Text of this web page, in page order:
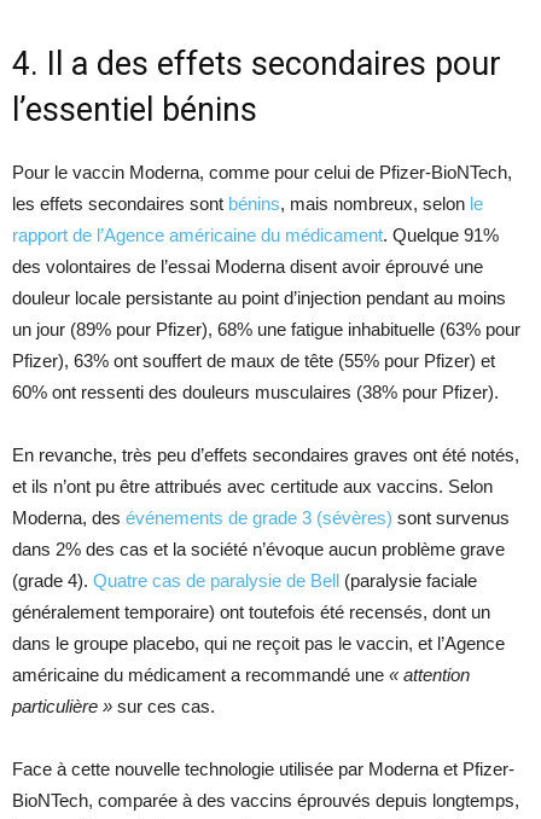
4. Il a des effets secondaires pour
l’essentiel bénins
Pour le vaccin Moderna, comme pour celui de Pfizer-BioNTech,
les effets secondaires sont bénins, mais nombreux, selon le
rapport de l’Agence américaine du médicament. Quelque 91%
des volontaires de l’essai Moderna disent avoir éprouvé une
douleur locale persistante au point d’injection pendant au moins
un jour (89% pour Pfizer), 68% une fatigue inhabituelle (63% pour
Pfizer), 63% ont souffert de maux de tête (55% pour Pfizer) et
60% ont ressenti des douleurs musculaires (38% pour Pfizer).
En revanche, très peu d’effets secondaires graves ont été notés,
et ils n’ont pu être attribués avec certitude aux vaccins. Selon
Moderna, des événements de grade 3 (sévères) sont survenus
dans 2% des cas et la société n’évoque aucun problème grave
(grade 4). Quatre cas de paralysie de Bell (paralysie faciale
généralement temporaire) ont toutefois été recensés, dont un
dans le groupe placebo, qui ne reçoit pas le vaccin, et l’Agence
américaine du médicament a recommandé une « attention
particulière » sur ces cas.
Face à cette nouvelle technologie utilisée par Moderna et Pfizer-
BioNTech, comparée à des vaccins éprouvés depuis longtemps,